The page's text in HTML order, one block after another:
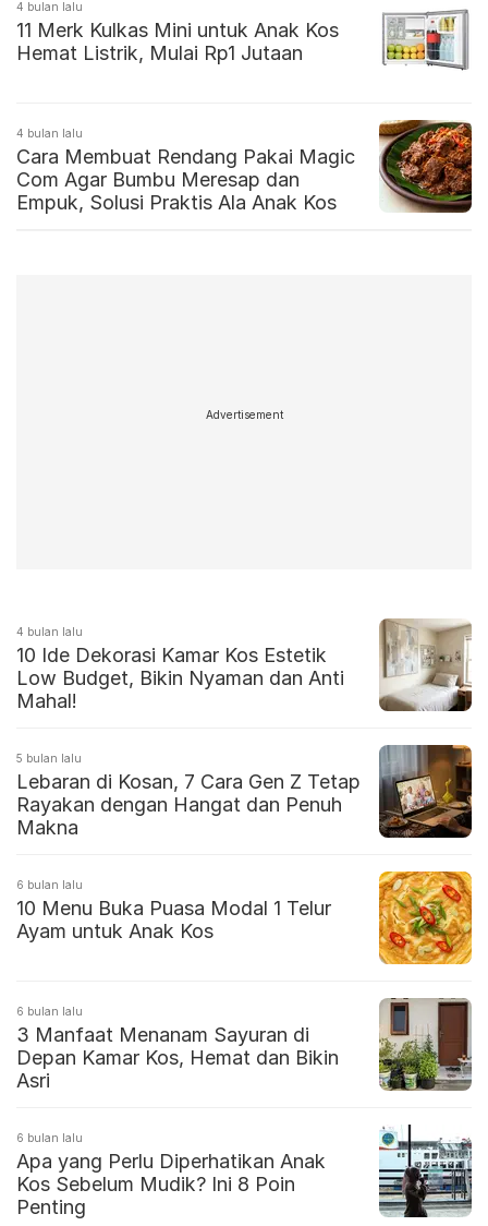
4 bulan lalu
11 Merk Kulkas Mini untuk Anak Kos
Hemat Listrik, Mulai Rp1 Jutaan
4 bulan lalu
Cara Membuat Rendang Pakai Magic
Com Agar Bumbu Meresap dan
Empuk, Solusi Praktis Ala Anak Kos
Advertisement
4 bulan lalu
10 Ide Dekorasi Kamar Kos Estetik
Low Budget, Bikin Nyaman dan Anti
Mahal!
5 bulan lalu
Lebaran di Kosan, 7 Cara Gen Z Tetap
Rayakan dengan Hangat dan Penuh
Makna
6 bulan lalu
10 Menu Buka Puasa Modal 1 Telur
Ayam untuk Anak Kos
6 bulan lalu
3 Manfaat Menanam Sayuran di
Depan Kamar Kos, Hemat dan Bikin
Asri
6 bulan lalu
Apa yang Perlu Diperhatikan Anak
Kos Sebelum Mudik? Ini 8 Poin
Penting